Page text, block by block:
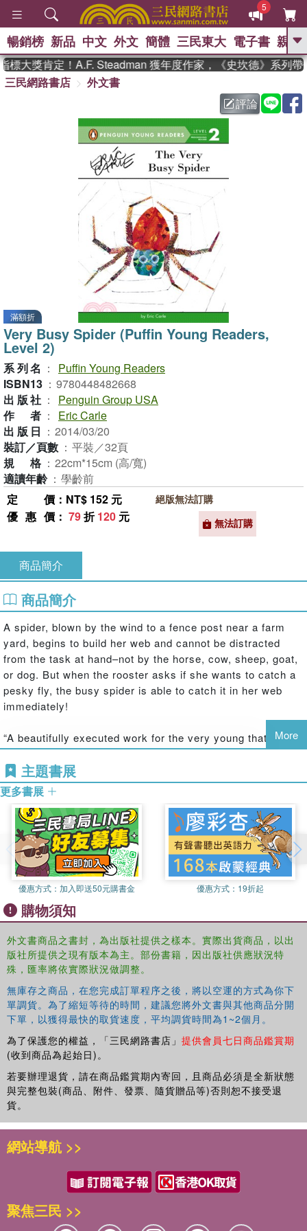
5
GO
、 暑期推薦 、
台灣的李登輝時代 、 數學
女孩：黎曼猜想 、 偉大的迷走神經
、 如果歷史是一群喵 、
暢銷榜 新品 中文 外文 簡體 三民東大 電子書 親子
大獎肯定！A.F. Steadman 獲年度作家，《史坎德》系列帶
三民網路書店
外文書
評論
滿額折
Very Busy Spider (Puffin Young Readers,
Level 2)
系列名 ：
Puffin Young Readers
ISBN13 ： 9780448482668
出版社 ：
Penguin Group USA
作者 ：
Eric Carle
出版日 ： 2014/03/20
裝訂／頁數 ： 平裝／32頁
規格 ： 22cm*15cm (高/寬)
適讀年齡 ： 學齡前
定價 ：NT$ 152 元
優惠價 ： 79折120 元
絕版無法訂購
無法訂購
商品簡介
商品簡介
A spider, blown by the wind to a fence post near a farm
yard, begins to build her web and cannot be distracted
from the task at hand–not by the horse, cow, sheep, goat,
or dog. But when the rooster asks if she wants to catch a
pesky fly, the busy spider is able to catch it in her web
immediately!
“A beautifully executed work for the very young that
satisfies the needs of both visually handicapped and
sighted children without losing its artistic integrity.”
The Horn Book, starred review.
“Both sighted and blind children will follow the action with
ease . . . Visually and verbally, this is a winner.”
Booklist, starred review.
More
主題書展
更多書展
優惠方式： 加入即送50元購書金 優惠方式： 19折起
購物須知
外文書商品之書封，為出版社提供之樣本。實際出貨商品，以出
版社所提供之現有版本為主。部份書籍，因出版社供應狀況特
殊，匯率將依實際狀況做調整。
無庫存之商品，在您完成訂單程序之後，將以空運的方式為你下
單調貨。為了縮短等待的時間，建議您將外文書與其他商品分開
下單，以獲得最快的取貨速度，平均調貨時間為1~2個月。
為了保護您的權益，「三民網路書店」 提供會員七日商品鑑賞期
(收到商品為起始日)。
若要辦理退貨，請在商品鑑賞期內寄回，且商品必須是全新狀態
與完整包裝(商品、附件、發票、隨貨贈品等)否則恕不接受退
貨。
網站導航 >>
聚焦三民 >>